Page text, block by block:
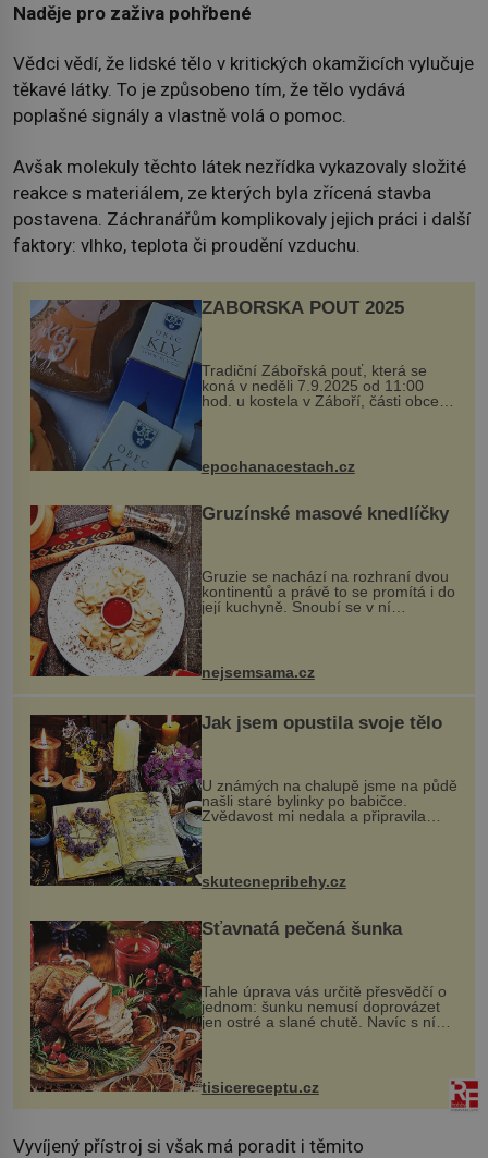
Naděje pro zaživa pohřbené
Vědci vědí, že lidské tělo v kritických okamžicích vylučuje
těkavé látky. To je způsobeno tím, že tělo vydává
poplašné signály a vlastně volá o pomoc.
Avšak molekuly těchto látek nezřídka vykazovaly složité
reakce s materiálem, ze kterých byla zřícená stavba
postavena. Záchranářům komplikovaly jejich práci i další
faktory: vlhko, teplota či proudění vzduchu.
ZÁBOŘSKÁ POUŤ 2025
Tradiční Zábořská pouť, která se
koná v neděli 7.9.2025 od 11:00
hod. u kostela v Záboří, části obce
Kly u Mělníka. V programu naleznete
komentovanou prohlídku kostela,
epochanacestach.cz
Gruzínské masové knedlíčky
Gruzie se nachází na rozhraní dvou
kontinentů a právě to se promítá i do
její kuchyně. Snoubí se v ní
evropské a asijské chutě a díky tomu
pokrmy, které rozhodně st...
nejsemsama.cz
Jak jsem opustila svoje tělo
U známých na chalupě jsme na půdě
našli staré bylinky po babičce.
Zvědavost mi nedala a připravila
jsem si z nich lektvar… Zimní pobyt
na chalupě se pro mě vlastní vinou
změnil v děsivý zážitek, na kt...
skutecnepribehy.cz
Šťavnatá pečená šunka
Tahle úprava vás určitě přesvědčí o
jednom: šunku nemusí doprovázet
jen ostré a slané chutě. Navíc s ní
nakrmíte poměrně hodně hladových
krků. Ingredience sádlo 3 kg šunky
vcelku 3 stroužky česneku hl...
tisicereceptu.cz
Vyvíjený přístroj si však má poradit i těmito